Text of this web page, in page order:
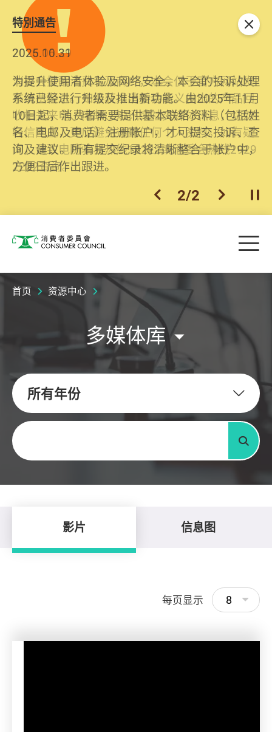
特別通告
2026.06.29
消委会提醒消费者及商户，本会仅于官方网站发
布消费警示。如接获以消委会名义发出的产品回
收相关来电、电邮、短讯或社交媒体讯息，切勿
轻信回应，更应避免透露任何个人资料。如有疑
问，请致电防骗易热线18222或消委会热线2929
2222查询。
2025.10.31
为提升使用者体验及网络安全，本会的投诉处理
系统已经进行升级及推出新功能。由2025年11月
10日起，消费者需要提供基本联络资料（包括姓
名、电邮及电话）注册帐户，才可提交投诉、查
询及建议。所有提交纪录将清晰整合于帐户中，
方便日后作出跟进。
上一个
2/2 下一个开
关闭
消费者委员会 目
首页 资源中心
多媒体库
所有年份
关键字
搜寻
影片 信息图
每页显示 8